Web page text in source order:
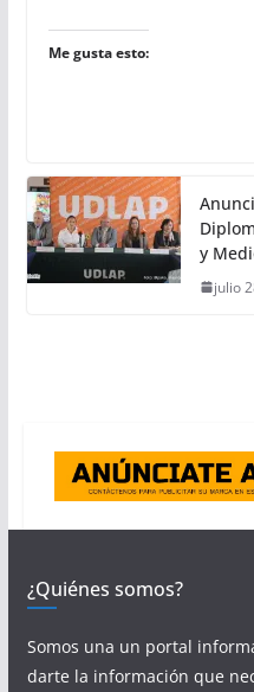
Me gusta esto:
y
julio
¿Quiénes somos?
Somos una un portal
darte la información que